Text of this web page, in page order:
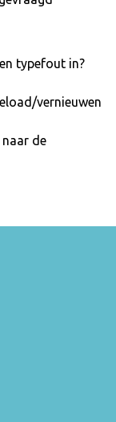
typefout in?
vernieuwen
naar de